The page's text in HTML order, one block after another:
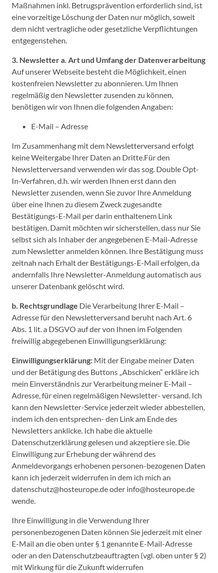
Maßnahmen inkl. Betrugsprävention erforderlich sind, ist
eine vorzeitige Löschung der Daten nur möglich, soweit
dem nicht vertragliche oder gesetzliche Verpflichtungen
entgegenstehen.
3. Newslettera. Art und Umfang der Datenverarbeitung
Auf unserer Webseite besteht die Möglichkeit, einen
kostenfreien Newsletter zu abonnieren. Um Ihnen
regelmäßig den Newsletter zusenden zu können,
benötigen wir von Ihnen die folgenden Angaben:
E-Mail – Adresse
Im Zusammenhang mit dem Newsletterversand erfolgt
keine Weitergabe Ihrer Daten an Dritte.Für den
Newsletterversand verwenden wir das sog. Double Opt-
In-Verfahren, d.h. wir werden Ihnen erst dann den
Newsletter zusenden, wenn Sie zuvor Ihre Anmeldung
über eine Ihnen zu diesem Zweck zugesandte
Bestätigungs-E-Mail per darin enthaltenem Link
bestätigen. Damit möchten wir sicherstellen, dass nur Sie
selbst sich als Inhaber der angegebenen E-Mail-Adresse
zum Newsletter anmelden können. Ihre Bestätigung muss
zeitnah nach Erhalt der Bestätigungs-E-Mail erfolgen, da
andernfalls Ihre Newsletter-Anmeldung automatisch aus
unserer Datenbank gelöscht wird.
b. Rechtsgrundlage Die Verarbeitung Ihrer E-Mail –
Adresse für den Newsletterversand beruht nach Art. 6
Abs. 1 lit. a DSGVO auf der von Ihnen im Folgenden
freiwillig abgegebenen Einwilligungserklärung:
Einwilligungserklärung: Mit der Eingabe meiner Daten
und der Betätigung des Buttons „Abschicken“ erkläre ich
mein Einverständnis zur Verarbeitung meiner E-Mail –
Adresse, für einen regelmäßigen Newsletter- versand. Ich
kann den Newsletter-Service jederzeit wieder abbestellen,
indem ich den entsprechen- den Link am Ende des
Newsletters anklicke. Ich habe die aktuelle
Datenschutzerklärung gelesen und akzeptiere sie. Die
Einwilligung zur Erhebung der während des
Anmeldevorgangs erhobenen personen-bezogenen Daten
kann ich jederzeit widerrufen in dem ich mich an
datenschutz@hosteurope.de oder info@hosteurope.de
wende.
Ihre Einwilligung in die Verwendung Ihrer
personenbezogenen Daten können Sie jederzeit mit einer
E-Mail an die oben unter § 1 genannte E-Mail-Adresse
oder an den Datenschutzbeauftragten (vgl. oben unter § 2)
mit Wirkung für die Zukunft widerrufen